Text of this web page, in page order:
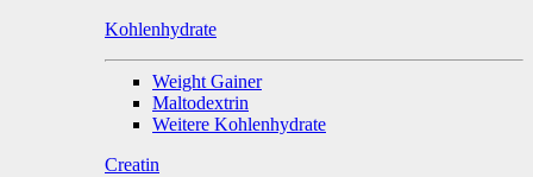
Kohlenhydrate
Weight Gainer
Maltodextrin
Weitere Kohlenhydrate
Creatin